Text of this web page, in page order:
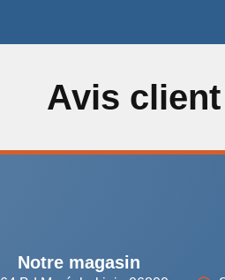
Avis client
Notre magasin